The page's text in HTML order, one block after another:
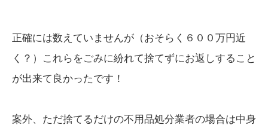
正確には数えていませんが（おそらく６００万円近
く？）これらをごみに紛れて捨てずにお返しすること
が出来て良かったです！
案外、ただ捨てるだけの不用品処分業者の場合は中身